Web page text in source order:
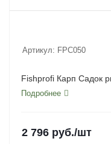
Артикул: FPC050
Fishprofi Карп Садок
Подробнее
2 796 руб./шт